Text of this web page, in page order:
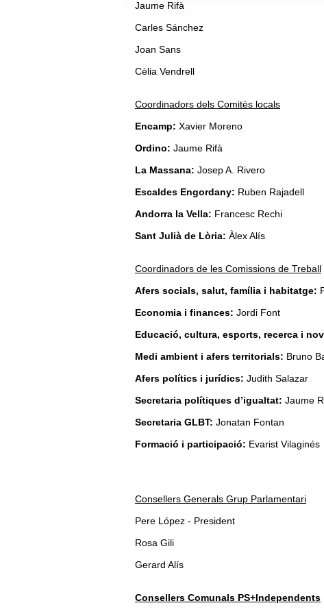
Jaume Rifà
Carles Sánchez
Joan Sans
Cèlia Vendrell
Coordinadors dels Comitès locals
Encamp: Xavier Moreno
Ordino: Jaume Rifà
La Massana: Josep A. Rivero
Escaldes Engordany: Ruben Rajadell
Andorra la Vella: Francesc Rechi
Sant Julià de Lòria: Àlex Alís
Coordinadors de les Comissions de Treball
Afers socials, salut, família i habitatge:
Economia i finances: Jordi Font
Educació, cultura, esports, recerca i
Medi ambient i afers territorials: Bruno
Afers polítics i jurídics: Judith Salazar
Secretaria polítiques d’igualtat: Jaume
Secretaria GLBT: Jonatan Fontan
Formació i participació: Evarist Vilaginés
Consellers Generals Grup Parlamentari
Pere López - President
Rosa Gili
Gerard Alís
Consellers Comunals PS+Independents